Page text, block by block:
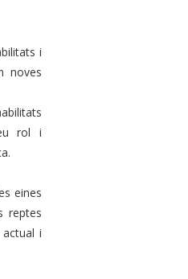
i
noves
rol i
eines
reptes
i